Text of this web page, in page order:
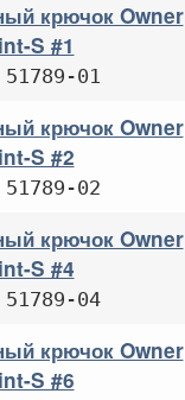
крючок Owner
S #1
51789-01
крючок Owner
S #2
51789-02
крючок Owner
S #4
51789-04
крючок Owner
S #6